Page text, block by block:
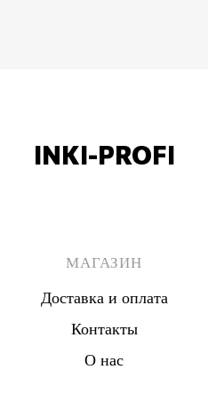
INKI-PROFI
МАГАЗИН
Доставка и оплата
Контакты
О нас